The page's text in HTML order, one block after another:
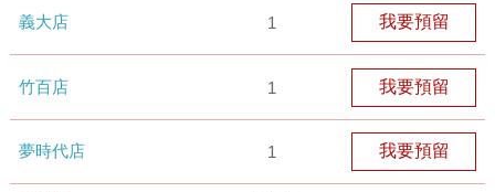
義大店 1 我要預留
竹百店 1 我要預留
夢時代店 1 我要預留